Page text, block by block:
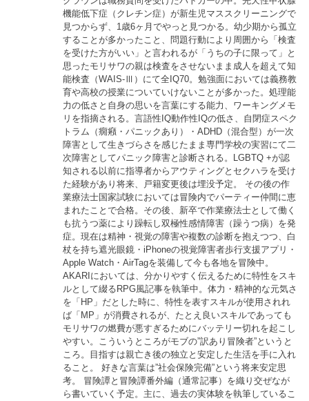
機能低下症（クレチン症）が新生児マススクリーニングで
見つからず、1歳6ヶ月でやっと見つかる。幼少期から孤立
することが多かったこと、問題行動により周囲から「検査
を受けた方がいい」と言われるが「うちの子に限って」と
思ったモリサワの親は検査をさせないまま成人を超えて知
能検査（WAIS-Ⅲ）にて全IQ70。勉強面においては義務教
育や高校の授業についていけないことが多かった。処理能
力の低さと自身の思いを言葉にする能力、ワーキングメモ
リを指摘される。言語性IQ動作性IQの低さ、自閉症スペク
トラム（癇癪・パニックあり）・ADHD（混合型）が一次
障害として生きづらさを感じたまま専門学校の実習にて二
次障害としてパニック障害と診断される。LGBTQ +が認
知される以前に指導者からアウティングとセクハラを受け
た経験があり将来、戸籍変更後は埋没予定。 その後の作
業療法士国家試験においては冒険内でパーティー仲間に恵
まれたことで合格。その後、新卒で作業療法士として働く
も抗うつ薬により躁転し双極性感情障害（躁うつ病）を発
症。現在は精神・視覚の障害や複数の診断を抱えつつ、白
杖を持ち遮光眼鏡・iPhoneの視覚障害者歩行支援アプリ・
Apple Watch・AirTagを装備して今も各地を冒険中。
AKARIにおいては、分かりやすく伝えるために特性をスキ
ルとして綴るRPG風記事を執筆中。体力・精神的な元気さ
を「HP」だとした時に、特性を表すスキルが使用されれ
ば「MP」が消費されるが、たとえ良いスキルであっても
モリサワの燃費が悪すぎるためにバッテリー切れを起こし
やすい。こういうところがモブの”訳あり冒険者”というと
ころ。目指すは親亡き後の独立と安定した生活を手に入れ
ること。 好きな言葉は”社会保険完備”という将来安定思
考。 冒険譚と冒険譚番外編（通常記事）を織り交ぜなが
ら書いていく予定。主に、過去の実体験を執筆しているこ